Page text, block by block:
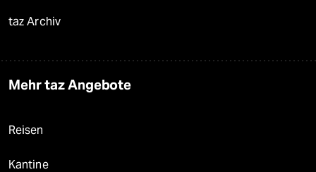
taz Archiv
Mehr taz Angebote
Reisen
Kantine